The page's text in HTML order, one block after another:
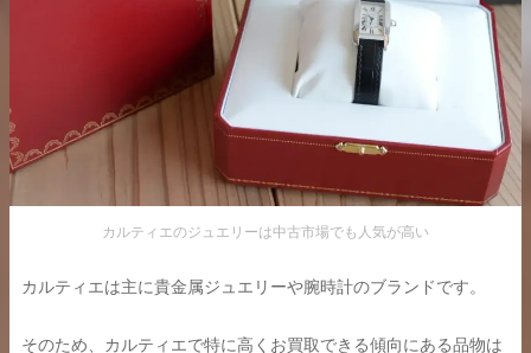
カルティエのジュエリーは中古市場でも人気が高い
カルティエは主に貴金属ジュエリーや腕時計のブランドです。
そのため、カルティエで特に高くお買取できる傾向にある品物は